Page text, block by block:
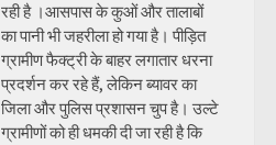
रही है ।आसपास के कुओं और तालाबों
का पानी भी जहरीला हो गया है। पीड़ित
ग्रामीण फैक्ट्री के बाहर लगातार धरना
प्रदर्शन कर रहे हैं, लेकिन ब्यावर का
जिला और पुलिस प्रशासन चुप है। उल्टे
ग्रामीणों को ही धमकी दी जा रही है कि